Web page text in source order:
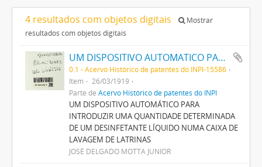
4 resultados com objetos digitais
Mostrar
resultados com objetos digitais
UM DISPOSITIVO AUTOMATICO PARA INTRODUZIR UMA QUANTIDADE DETERMINADA DE UM DESINFECTANTE LIQUIDO NUMA CAIXA DE LAVAGEM DE LATRINAS
0.1 - Acervo Histórico de patentes do INPI-15586
Item
26/03/1919
Parte de Acervo Histórico de patentes do INPI
UM DISPOSITIVO AUTOMÁTICO PARA
INTRODUZIR UMA QUANTIDADE DETERMINADA
DE UM DESINFETANTE LÍQUIDO NUMA CAIXA DE
LAVAGEM DE LATRINAS
JOSÉ DELGADO MOTTA JUNIOR